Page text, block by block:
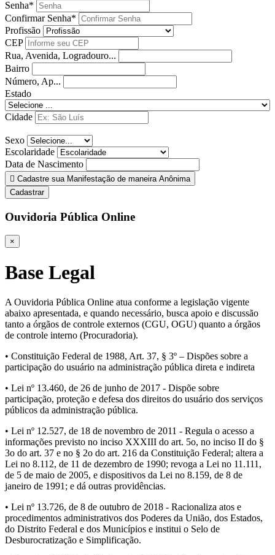
Senha*
Confirmar Senha*
Profissão
CEP
Rua, Avenida, Logradouro...
Bairro
Número, Ap...
Estado
Cidade
Sexo
Escolaridade
Data de Nascimento
Cadastre sua Manifestação de maneira Anônima
Cadastrar
Ouvidoria Pública Online
×
Base Legal
A Ouvidoria Pública Online atua conforme a legislação vigente
abaixo apresentada, e quando necessário, busca apoio e discussão
tanto a órgãos de controle externos (CGU, OGU) quanto a órgãos
de controle interno (Procuradoria).
• Constituição Federal de 1988, Art. 37, § 3º – Dispões sobre a
participação do usuário na administração pública direta e indireta
• Lei nº 13.460, de 26 de junho de 2017 - Dispõe sobre
participação, proteção e defesa dos direitos do usuário dos serviços
públicos da administração pública.
• Lei nº 12.527, de 18 de novembro de 2011 - Regula o acesso a
informações previsto no inciso XXXIII do art. 5o, no inciso II do §
3o do art. 37 e no § 2o do art. 216 da Constituição Federal; altera a
Lei no 8.112, de 11 de dezembro de 1990; revoga a Lei no 11.111,
de 5 de maio de 2005, e dispositivos da Lei no 8.159, de 8 de
janeiro de 1991; e dá outras providências.
• Lei nº 13.726, de 8 de outubro de 2018 - Racionaliza atos e
procedimentos administrativos dos Poderes da União, dos Estados,
do Distrito Federal e dos Municípios e institui o Selo de
Desburocratização e Simplificação.